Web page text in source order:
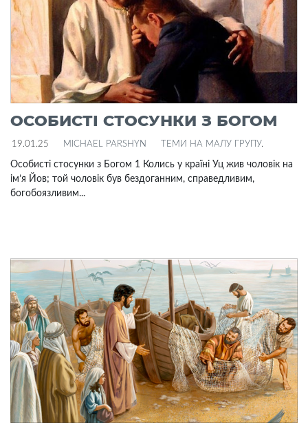
ОСОБИСТІ СТОСУНКИ З БОГОМ
19.01.25 MICHAEL PARSHYN ТЕМИ НА МАЛУ ГРУПУ.
Особисті стосунки з Богом 1 Колись у країні Уц жив чоловік на
ім’я Йов; той чоловік був бездоганним, справедливим,
богобоязливим...